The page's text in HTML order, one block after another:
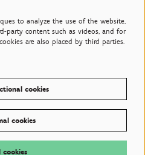
Nieuwelaan 38, 1860 Meise
to analyze the use of the website,
party content such as videos, and for
are also placed by third parties.
cookies
cookies
cookies